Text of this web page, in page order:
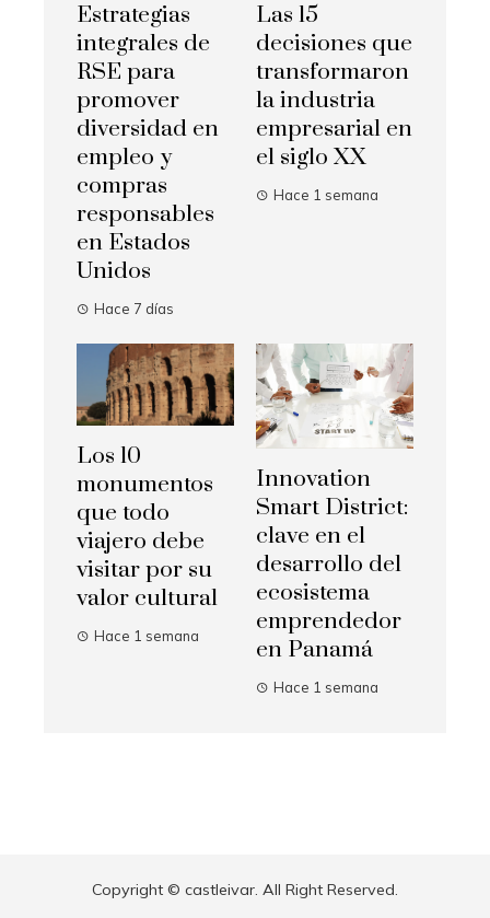
Estrategias
integrales de
RSE para
promover
diversidad en
empleo y
compras
responsables
en Estados
Unidos
Hace 7 días
Las 15
decisiones que
transformaron
la industria
empresarial en
el siglo XX
Hace 1 semana
Los 10
monumentos
que todo
viajero debe
visitar por su
valor cultural
Hace 1 semana
Innovation
Smart District:
clave en el
desarrollo del
ecosistema
emprendedor
en Panamá
Hace 1 semana
Copyright © castleivar. All Right Reserved.